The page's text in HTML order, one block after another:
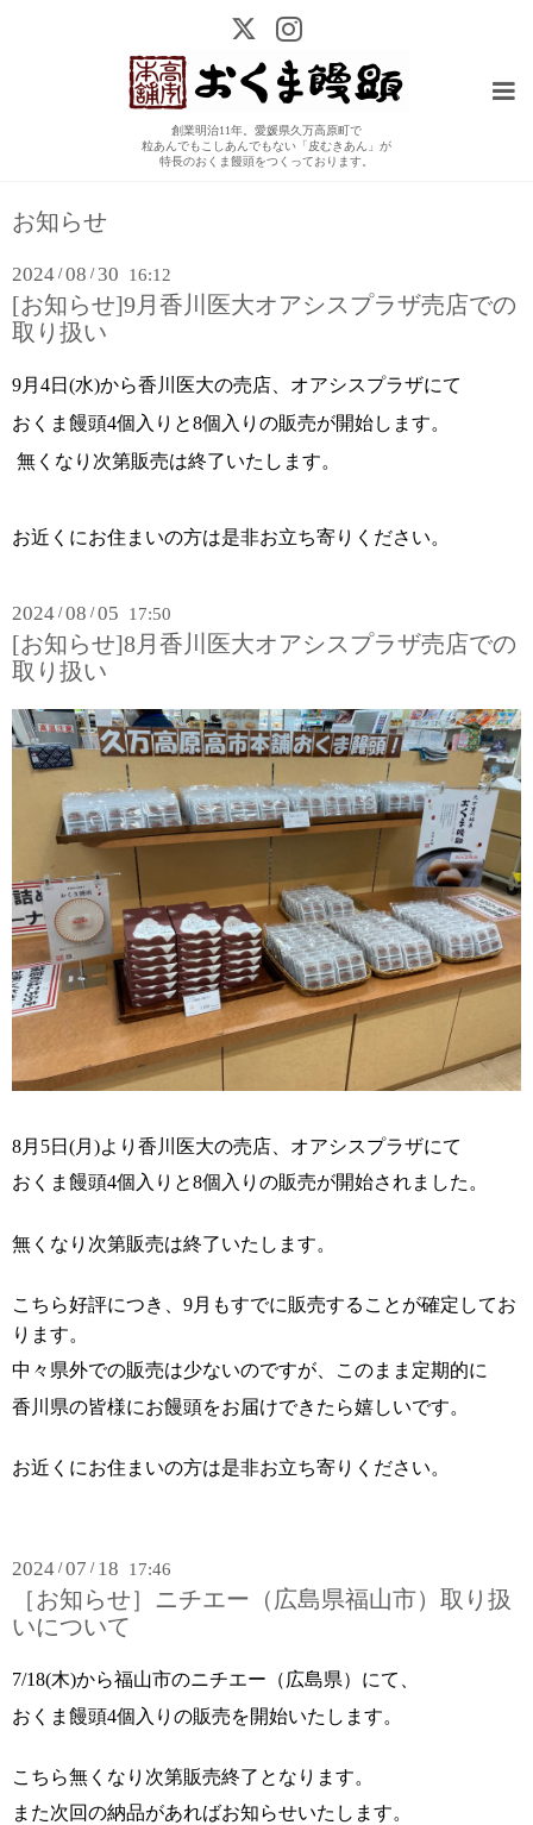
創業明治11年。愛媛県久万高原町で
粒あんでもこしあんでもない「皮むきあん」が
特長のおくま饅頭をつくっております。
お知らせ
2024 /08 /30 16:12
[お知らせ]9月香川医大オアシスプラザ売店での
取り扱い
9月4日(水)から香川医大の売店、オアシスプラザにて
おくま饅頭4個入りと8個入りの販売が開始します。
無くなり次第販売は終了いたします。
お近くにお住まいの方は是非お立ち寄りください。
2024 /08 /05 17:50
[お知らせ]8月香川医大オアシスプラザ売店での
取り扱い
8月5日(月)より香川医大の売店、オアシスプラザにて
おくま饅頭4個入りと8個入りの販売が開始されました。
無くなり次第販売は終了いたします。
こちら好評につき、9月もすでに販売することが確定してお
ります。
中々県外での販売は少ないのですが、このまま定期的に
香川県の皆様にお饅頭をお届けできたら嬉しいです。
お近くにお住まいの方は是非お立ち寄りください。
2024 /07 / 18 17:46
［お知らせ］ニチエー（広島県福山市）取り扱
いについて
7/18(木)から福山市のニチエー（広島県）にて、
おくま饅頭4個入りの販売を開始いたします。
こちら無くなり次第販売終了となります。
また次回の納品があればお知らせいたします。